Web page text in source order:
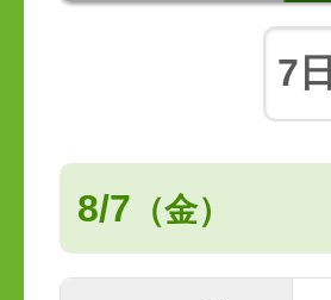
8/7 （金）